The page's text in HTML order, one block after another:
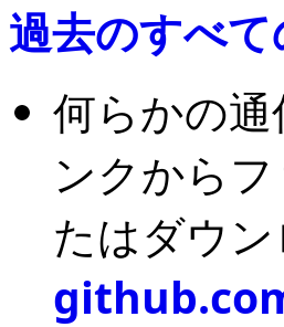
過去のすべ
何らかの
ンクから
たはダウ